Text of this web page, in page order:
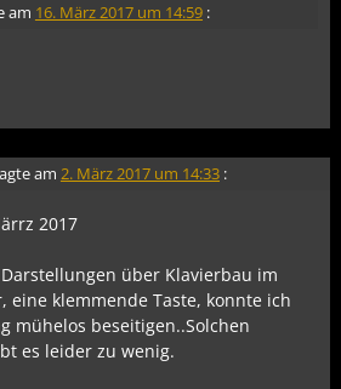
am 16. März 2017 um 14:59 :
am 2. März 2017 um 14:33 :
2017
über Klavierbau im
eine klemmende Taste, konnte ich
mühelos beseitigen..Solchen
es leider zu wenig.